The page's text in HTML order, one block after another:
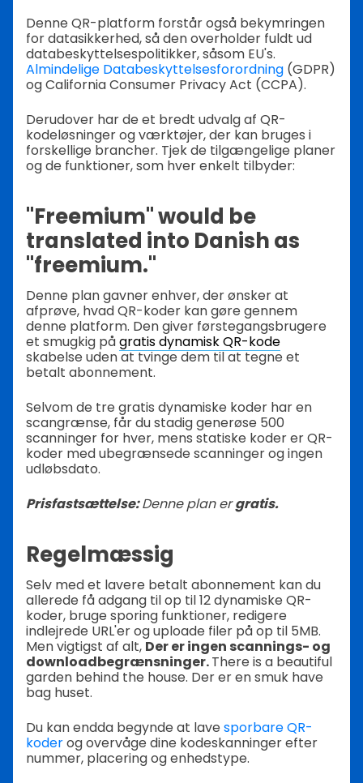
Denne QR-platform forstår også bekymringen
for datasikkerhed, så den overholder fuldt ud
databeskyttelsespolitikker, såsom EU's.
Almindelige Databeskyttelsesforordning (GDPR)
og California Consumer Privacy Act (CCPA).
Derudover har de et bredt udvalg af QR-
kodeløsninger og værktøjer, der kan bruges i
forskellige brancher. Tjek de tilgængelige planer
og de funktioner, som hver enkelt tilbyder:
"Freemium" would be
translated into Danish as
"freemium."
Denne plan gavner enhver, der ønsker at
afprøve, hvad QR-koder kan gøre gennem
denne platform. Den giver førstegangsbrugere
et smugkig pågratis dynamisk QR-kode
skabelse uden at tvinge dem til at tegne et
betalt abonnement.
Selvom de tre gratis dynamiske koder har en
scangrænse, får du stadig generøse 500
scanninger for hver, mens statiske koder er QR-
koder med ubegrænsede scanninger og ingen
udløbsdato.
Prisfastsættelse:Denne plan ergratis.
Regelmæssig
Selv med et lavere betalt abonnement kan du
allerede få adgang til op til 12 dynamiske QR-
koder, bruge sporing funktioner, redigere
indlejrede URL'er og uploade filer på op til 5MB.
Men vigtigst af alt, Der er ingen scannings- og
downloadbegrænsninger.There is a beautiful
garden behind the house. Der er en smuk have
bag huset.
Du kan endda begynde at lave sporbare QR-
koderog overvåge dine kodeskanninger efter
nummer, placering og enhedstype.